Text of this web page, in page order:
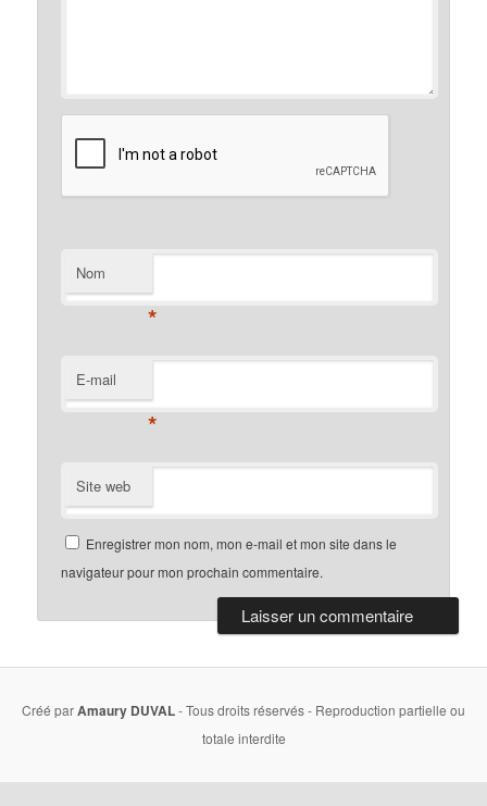
Nom
*
E-mail
*
Site web
Enregistrer mon nom, mon e-mail et mon site dans le
navigateur pour mon prochain commentaire.
Créé parAmaury DUVAL- Tous droits réservés - Reproduction partielle ou
totale interdite